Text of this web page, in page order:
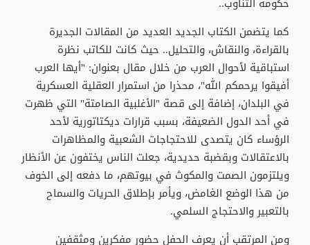
كما يتضمن الكتاب الجديد العديد من المقالات الجديرة
بالقراءة، والنقاش، والتحليل.. حيث كانت للكاتب نظرة
استباقية لأحوال العرب من خلال مقال بعنوان: "أيها العرب
أفيقوا يرحمكم الله"، محذرا من استمرار العقلية العسكرية
في البلدان، إضافة إلى قصة "الأغلبية الصامتة" التي ظهرت
في أحد الدول الضعيفة، بسبب قرارات ديكتاتورية لأحد
الرؤساء كان يتصدى للاحتجاجات الشعبية والمظاهرات
بالاعتقالات وبقضبة حديدية، جعلت الناس يختفون عن الأنظار
ويلتزمون الصمت والمكوث في بيوتهم، ما دفعه إلى الخوف
من هذا الوضع الغامض، ويأمر بإطلاق الحريات والسماح
بالتعبير والاحتجاج السلمي.
ومن المرتقب أن يعرف الحفل حضور مفكرين ومثقفين